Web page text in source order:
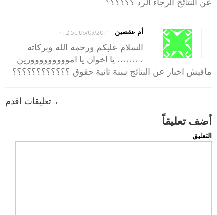
أم عقصين 06/09/2011 12:50
-
السلام عليكم ورحمة الله وبركاتة
،،،،،،،،، يا اخوان يا امووووووووورين
مافيش اخبار عن النتائج سنة ثانية حقوق ؟؟؟؟؟؟؟؟؟؟؟؟
← تعليقات اقدم
أضف تعليقاً
التعليق